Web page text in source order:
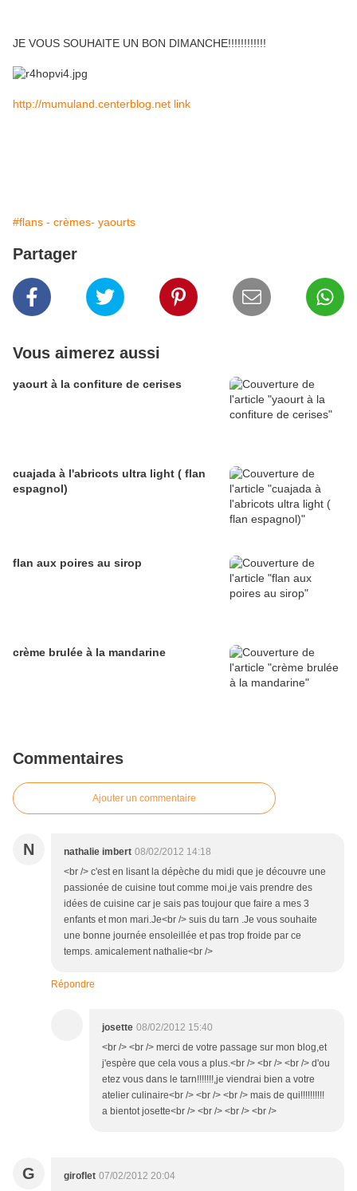
JE VOUS SOUHAITE UN BON DIMANCHE!!!!!!!!!!!!
http://mumuland.centerblog.net link
#flans - crèmes- yaourts
Partager
Vous aimerez aussi
yaourt à la confiture de cerises
cuajada à l'abricots ultra light ( flan
espagnol)
flan aux poires au sirop
crème brulée à la mandarine
Commentaires
Ajouter un commentaire
N nathalie imbert 08/02/2012 14:18
<br /> c'est en lisant la dépèche du midi que je découvre une
passionée de cuisine tout comme moi,je vais prendre des
idées de cuisine car je sais pas toujour que faire a mes 3
enfants et mon mari.Je<br /> suis du tarn .Je vous souhaite
une bonne journée ensoleillée et pas trop froide par ce
temps. amicalement nathalie<br />
Répondre
josette 08/02/2012 15:40
<br /> <br /> merci de votre passage sur mon blog,et
j'espère que cela vous a plus.<br /> <br /> <br /> d'ou
etez vous dans le tarn!!!!!!!,je viendrai bien a votre
atelier culinaire<br /> <br /> <br /> mais de qui!!!!!!!!!!
a bientot josette<br /> <br /> <br /> <br />
G giroflet 07/02/2012 20:04